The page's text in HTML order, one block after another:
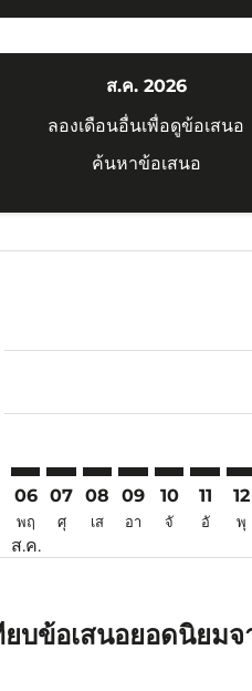
ส.ค. 2026
ลองเดือนอื่นเพื่อดูข้อเสนอ
ค้นหาข้อเสนอ
06
พฤ
ส.ค.
07
ศุ
08
เส
09
อา
10
จั
11
อั
12
พุ
ยบข้อเสนอยอดนิยม